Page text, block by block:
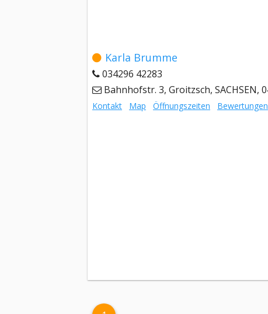
Karla Brumme
034296 42283
Bahnhofstr. 3, Groitzsch, SACHSEN,
Kontakt Map Öffnungszeiten Bewertungen